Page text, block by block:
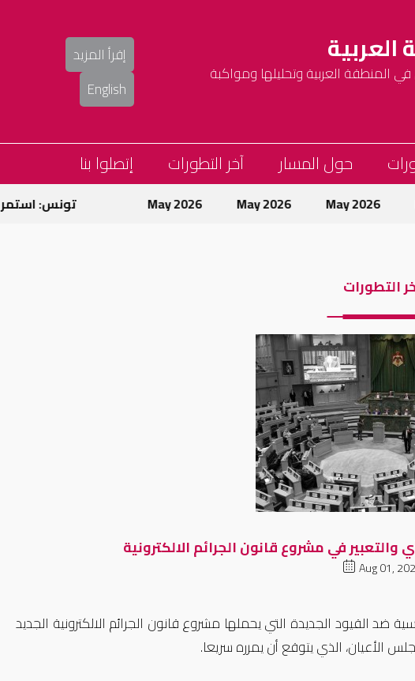
المنطقة العربية وتحليلها ومواكبة
إقرأ المزيد
English
حول المسار آخر التطورات إتصلوا بنا
تونس: May 2026 May 2026 May 2026
التطورات
والتعبير في مشروع قانون الجرائم الالكترونية
Aug 01,
ضد القيود الجديدة التي يحملها مشروع قانون الجرائم الالكترونية الجديد
الأعيان، الذي يتوقع أن يمرره سريعا.